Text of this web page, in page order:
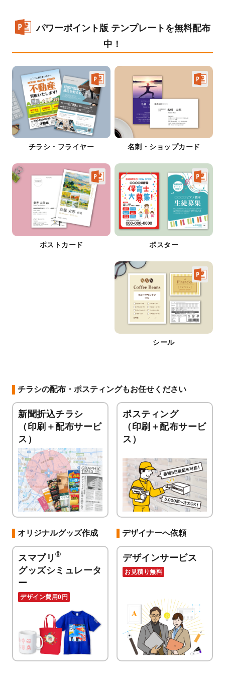
パワーポイント版 テンプレートを無料配布
中！
チラシ・フライヤー 名刺・ショップカード
ポストカード ポスター
シール
チラシの配布・ポスティングもお任せください
新聞折込チラシ
（印刷＋配布サービ
ス）
ポスティング
（印刷＋配布サービ
ス）
オリジナルグッズ作成
スマプリ ®
グッズシミュレータ
ー
デザイン費用0円
デザイナーへ依頼
デザインサービス
お見積り無料